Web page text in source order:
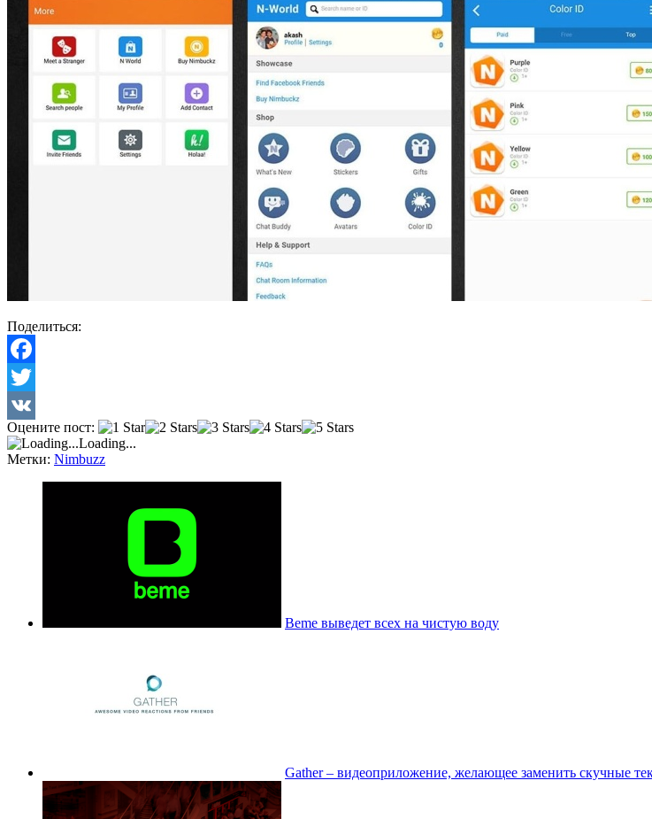
Поделиться:
Facebook
Twitter
VK
Оцените пост:
Loading...
Метки: Nimbuzz
Beme выведет всех на чистую воду
Gather – видеоприложение, желающее заменить скучные